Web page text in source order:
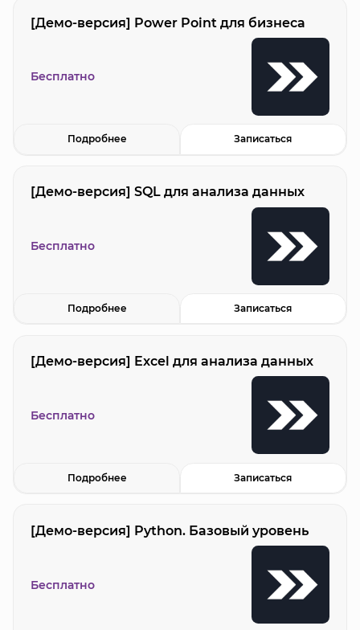
[Демо-версия] Power Point для бизнеса
Бесплатно
Подробнее Записаться
[Демо-версия] SQL для анализа данных
Бесплатно
Подробнее Записаться
[Демо-версия] Excel для анализа данных
Бесплатно
Подробнее Записаться
[Демо-версия] Python. Базовый уровень
Бесплатно